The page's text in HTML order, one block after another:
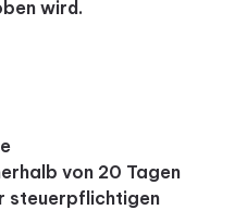
wird.
von 20 Tagen
steuerpflichtigen